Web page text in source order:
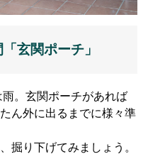
玄関ポーチ」
。玄関ポーチがあれば
ん外に出るまでに様々準
掘り下げてみましょう。